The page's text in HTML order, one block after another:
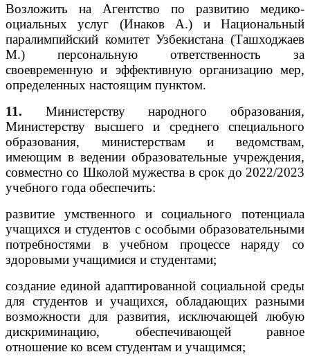
Возложить на Агентство по развитию медико-
оциальных услуг (Инаков А.) и Национальный
паралимпийский комитет Узбекистана (Ташходжаев
М.) персональную ответственность за
своевременную и эффективную организацию мер,
определенных настоящим пунктом.
11. Министерству народного образования,
Министерству высшего и среднего специального
образования, министерствам и ведомствам,
имеющим в ведении образовательные учреждения,
совместно со Школой мужества в срок до 2022/2023
учебного года обеспечить:
развитие умственного и социального потенциала
учащихся и студентов с особыми образовательными
потребностями в учебном процессе наряду со
здоровыми учащимися и студентами;
создание единой адаптированной социальной среды
для студентов и учащихся, обладающих разными
возможности для развития, исключающей любую
дискриминацию, обеспечивающей равное
отношение ко всем студентам и учащимся;